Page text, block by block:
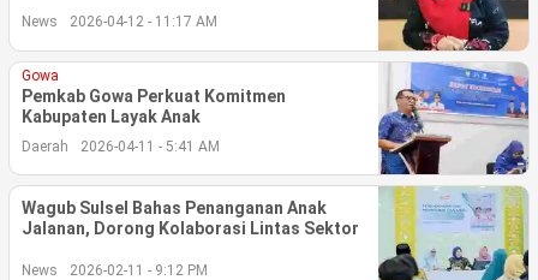
More
Disclaimer
News 2026-04-12 - 11:17 AM
Gowa
Pemkab Gowa Perkuat Komitmen
Kabupaten Layak Anak
Daerah 2026-04-11 - 5:41 AM
Wagub Sulsel Bahas Penanganan Anak
Jalanan, Dorong Kolaborasi Lintas Sektor
News 2026-02-11 - 9:12 PM